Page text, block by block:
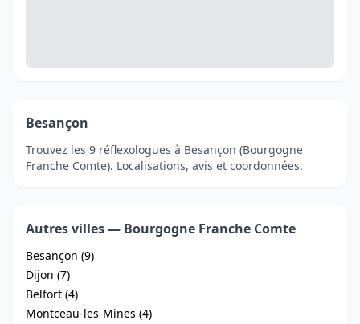
Besançon
Trouvez les 9 réflexologues à Besançon (Bourgogne
Franche Comte). Localisations, avis et coordonnées.
Autres villes — Bourgogne Franche Comte
Besançon (9)
Dijon (7)
Belfort (4)
Montceau-les-Mines (4)